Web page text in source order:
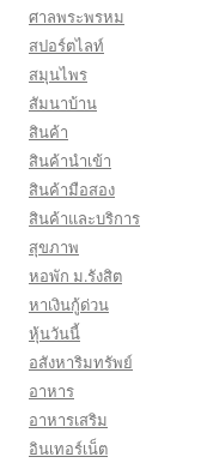
ศาลพระพรหม
สปอร์ตไลท์
สมุนไพร
สัมนาบ้าน
สินค้า
สินค้านำเข้า
สินค้ามือสอง
สินค้าและบริการ
สุขภาพ
หอพัก ม.รังสิต
หาเงินกู้ด่วน
หุ้นวันนี้
อสังหาริมทรัพย์
อาหาร
อาหารเสริม
อินเทอร์เน็ต